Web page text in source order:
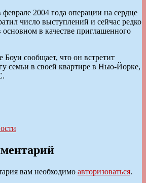
2004 года операции на сердце
число выступлений и сейчас редко
основном в качестве приглашенного
сообщает, что он встретит
семьи в своей квартире в Нью-Йорке,
вам необходимо авторизоваться.